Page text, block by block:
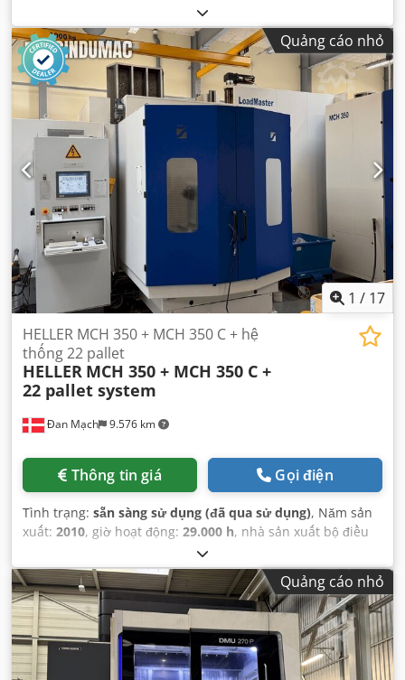
Quảng cáo nhỏ
1 / 17
Đan Mạch 9.576 km
HELLER MCH 350 + MCH 350 C + hệ
thống 22 pallet
HELLER MCH 350 + MCH 350 C +
22 pallet system
Thông tin giá Gọi điện
Tình trạng: sẵn sàng sử dụng (đã qua sử dụng), Năm sản
xuất: 2010, giờ hoạt động: 29.000 h, nhà sản xuất bộ điều
, mô hình bộ điều khiển:
chính (tối đa):12.000 vòng/phút,
Quảng cáo nhỏ